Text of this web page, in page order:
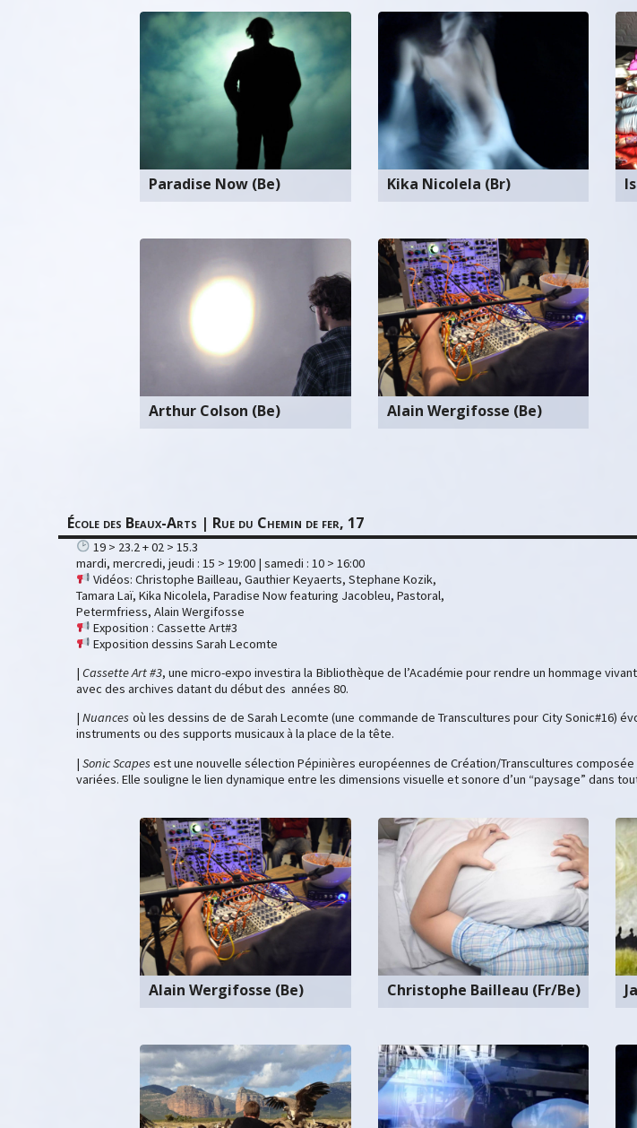
Paradise Now (Be) Kika Nicolela (Br)
Arthur Colson (Be) Alain Wergifosse (Be)
École des Beaux-Arts | Rue du Chemin de fer, 17
19 > 23.2 + 02 > 15.3
mardi, mercredi, jeudi : 15 > 19:00 | samedi : 10 > 16:00
Vidéos: Christophe Bailleau, Gauthier Keyaerts, Stephane Kozik,
Tamara Laï, Kika Nicolela, Paradise Now featuring Jacobleu, Pastoral,
Petermfriess, Alain Wergifosse
Exposition : Cassette Art#3
Exposition dessins Sarah Lecomte
|Cassette Art #3, une micro-expo investira la Bibliothèque de l’Académie pour rendre un hommage
avec des archives datant du début des années 80.
|Nuances où les dessins de de Sarah Lecomte (une commande de Transcultures pour City
instruments ou des supports musicaux à la place de la tête.
|Sonic Scapes est une nouvelle sélection Pépinières européennes de Création/Transcultures
variées. Elle souligne le lien dynamique entre les dimensions visuelle et sonore d’un “paysage” dans
Alain Wergifosse (Be) Christophe Bailleau (Fr/Be)